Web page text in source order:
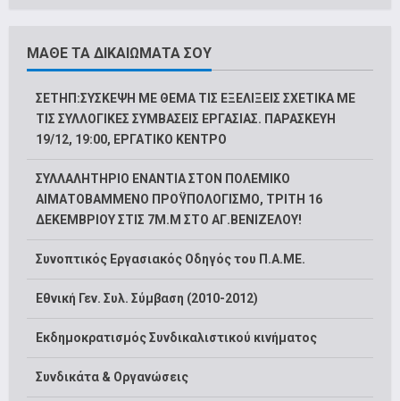
ΜΑΘΕ ΤΑ ΔΙΚΑΙΩΜΑΤΑ ΣΟΥ
ΣΕΤΗΠ:ΣΥΣΚΕΨΗ ΜΕ ΘΕΜΑ ΤΙΣ ΕΞΕΛΙΞΕΙΣ ΣΧΕΤΙΚΑ ΜΕ
ΤΙΣ ΣΥΛΛΟΓΙΚΕΣ ΣΥΜΒΑΣΕΙΣ ΕΡΓΑΣΙΑΣ. ΠΑΡΑΣΚΕΥΗ
19/12, 19:00, ΕΡΓΑΤΙΚΟ ΚΕΝΤΡΟ
ΣΥΛΛΑΛΗΤΗΡΙΟ ΕΝΑΝΤΙΑ ΣΤΟΝ ΠΟΛΕΜΙΚΟ
ΑΙΜΑΤΟΒΑΜΜΕΝΟ ΠΡΟΫΠΟΛΟΓΙΣΜΟ, ΤΡΙΤΗ 16
ΔΕΚΕΜΒΡΙΟΥ ΣΤΙΣ 7Μ.Μ ΣΤΟ ΑΓ.ΒΕΝΙΖΕΛΟΥ!
Συνοπτικός Εργασιακός Οδηγός του Π.Α.ΜΕ.
Εθνική Γεν. Συλ. Σύμβαση (2010-2012)
Εκδημοκρατισμός Συνδικαλιστικού κινήματος
Συνδικάτα & Οργανώσεις